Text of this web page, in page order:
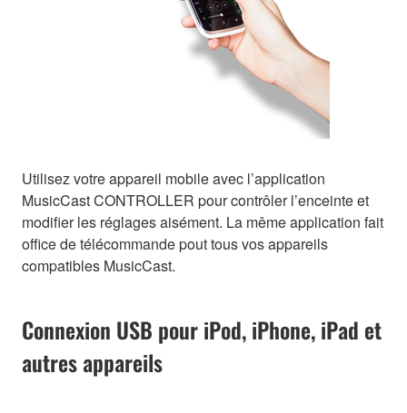
Utilisez votre appareil mobile avec l’application
MusicCast CONTROLLER pour contrôler l’enceinte et
modifier les réglages aisément. La même application fait
office de télécommande pout tous vos appareils
compatibles MusicCast.
Connexion USB pour iPod, iPhone, iPad et
autres appareils